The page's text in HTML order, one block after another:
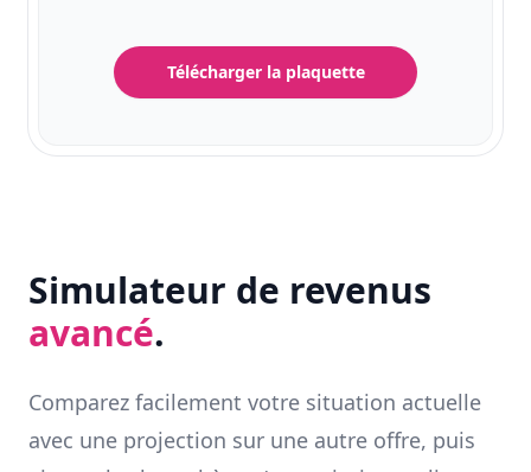
Télécharger la plaquette
Simulateur de revenus
avancé.
Comparez facilement votre situation actuelle
avec une projection sur une autre offre, puis